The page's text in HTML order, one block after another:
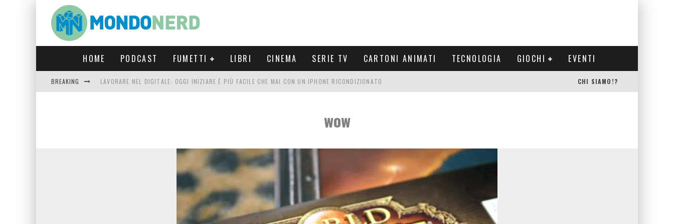
HOME PODCAST FUMETTI LIBRI CINEMA SERIE TV CARTONI ANIMATI TECNOLOGIA GIOCHI EVENTI
BREAKING LAVORARE NEL DIGITALE: OGGI INIZIARE È PIÙ FACILE CHE MAI CON UN IPHONE RICONDIZIONATO CHI SIAMO!?
wow